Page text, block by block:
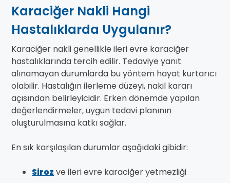
Karaciğer Nakli Hangi
Hastalıklarda Uygulanır?
Karaciğer nakli genellikle ileri evre karaciğer
hastalıklarında tercih edilir. Tedaviye yanıt
alınamayan durumlarda bu yöntem hayat kurtarıcı
olabilir. Hastalığın ilerleme düzeyi, nakil kararı
açısından belirleyicidir. Erken dönemde yapılan
değerlendirmeler, uygun tedavi planının
oluşturulmasına katkı sağlar.
En sık karşılaşılan durumlar aşağıdaki gibidir:
Siroz ve ileri evre karaciğer yetmezliği